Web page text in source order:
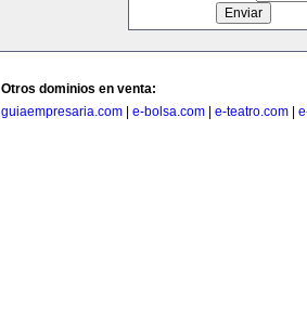
Otros dominios en venta:
guiaempresaria.com
e-bolsa.com e-teatro.com